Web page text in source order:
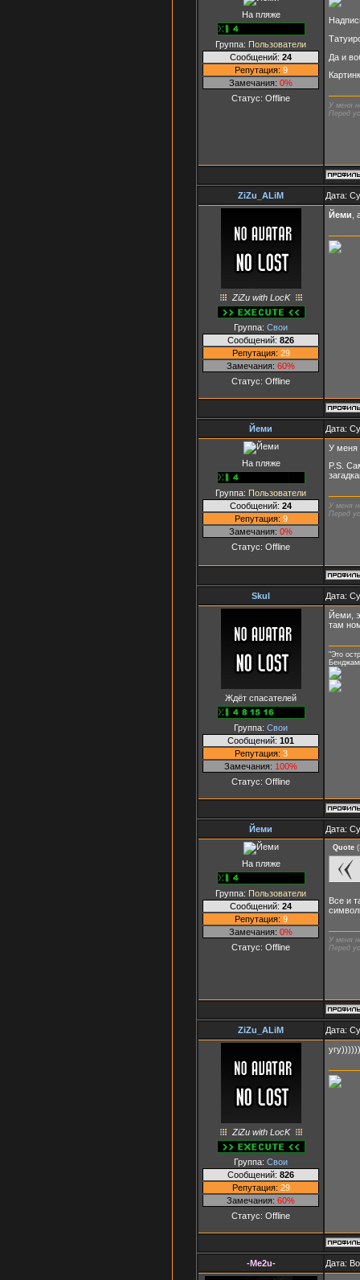
На пляже
Группа: Пользователи
Сообщений: 24
Репутация: 9
Замечания: 0%
Статус: Offline
Да и
У меня
Перед
ZiZu_ALiM Дата:
ZiZu with LocK
Группа: Свои
Сообщений: 826
Репутация: 29
Замечания: 60%
Статус: Offline
Йеми
Йеми Дата:
На пляже
Группа: Пользователи
Сообщений: 24
Репутация: 9
Замечания: 0%
Статус: Offline
У меня
P.S.
У меня
Перед
Skul Дата:
Ждёт спасателей
Группа: Свои
Сообщений: 101
Репутация: 3
Замечания: 100%
Статус: Offline
Йеми,
там
"Это
Йеми Дата:
На пляже
Группа: Пользователи
Сообщений: 24
Репутация: 9
Замечания: 0%
Статус: Offline
Quote (
Все и
У меня
Перед
ZiZu_ALiM Дата:
ZiZu with LocK
Группа: Свои
Сообщений: 826
Репутация: 29
Замечания: 60%
Статус: Offline
угу))))))
-Me2u- Дата: